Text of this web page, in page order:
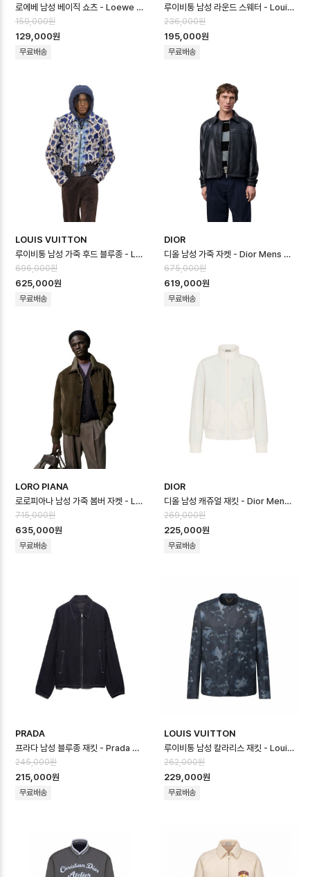
로에베 남성 베이직 쇼츠 - Loewe Mens Basic Shorts - loc16667…
159,000원
129,000원
무료배송
루이비통 남성 라운드 스웨터 - Louis vuitton Mens Round Sweater…
236,000원
195,000원
무료배송
LOUIS VUITTON
루이비통 남성 가죽 후드 블루종 - Louis vuitton Mens Leather Hoo…
696,000원
625,000원
무료배송
DIOR
디올 남성 가죽 자켓 - Dior Mens Leather Jacket - dic16664x
675,000원
619,000원
무료배송
LORO PIANA
로로피아나 남성 가죽 봄버 자켓 - Loro Piana Mens Leather Jacket…
715,000원
635,000원
무료배송
DIOR
디올 남성 캐쥬얼 재킷 - Dior Mens Casual Jacket - dic16662x
269,000원
225,000원
무료배송
PRADA
프라다 남성 블루종 재킷 - Prada Mens Blouson Jacket - prc166…
245,000원
215,000원
무료배송
LOUIS VUITTON
루이비통 남성 칼라리스 재킷 - Louis vuitton Mens Embellished C…
262,000원
229,000원
무료배송